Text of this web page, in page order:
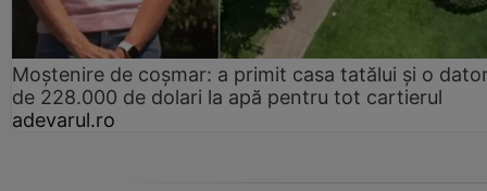
Moștenire de coșmar: a primit casa tatălui și o
de 228.000 de dolari la apă pentru tot cartierul
adevarul.ro